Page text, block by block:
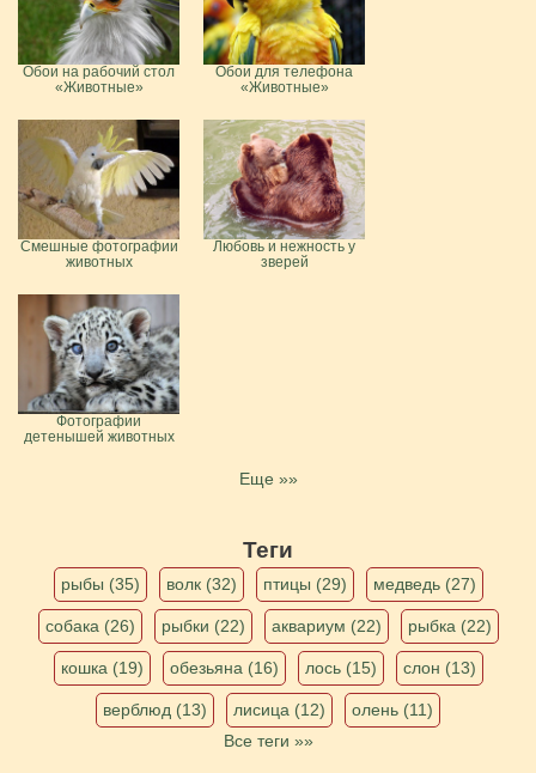
Обои на рабочий стол
«Животные»
Обои для телефона
«Животные»
Смешные фотографии
животных
Любовь и нежность у
зверей
Фотографии
детенышей животных
Еще »»
Теги
рыбы (35) волк (32) птицы (29) медведь (27)
собака (26) рыбки (22) аквариум (22) рыбка (22)
кошка (19) обезьяна (16) лось (15) слон (13)
верблюд (13) лисица (12)
олень (11)
Все теги »»